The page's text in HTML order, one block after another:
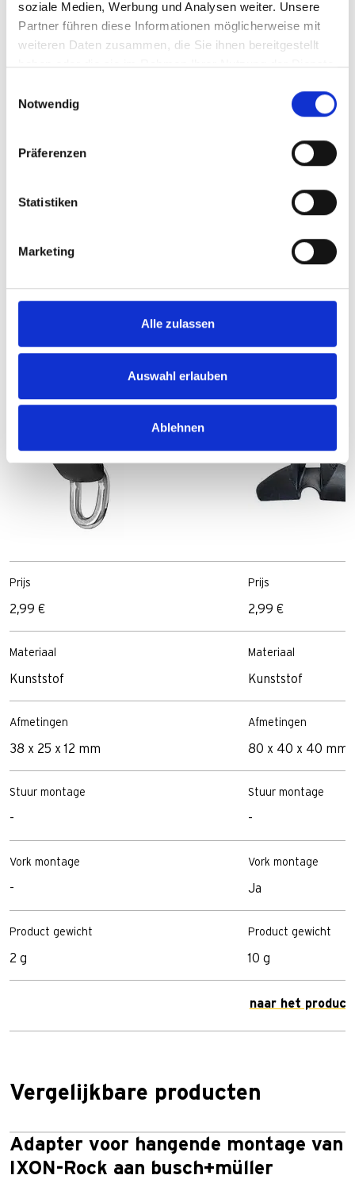
soziale Medien, Werbung und Analysen weiter. Unsere
Partner führen diese Informationen möglicherweise mit
weiteren Daten zusammen, die Sie ihnen bereitgestellt
haben oder die sie im Rahmen Ihrer Nutzung der Dienste
Notwendig
Präferenzen
Statistiken
Marketing
Alle zulassen
Auswahl erlauben
Ablehnen
Vergelijking van geselecteerde
Houder
Prijs
2,99 €
Materiaal
Kunststof
Afmetingen
38 x 25 x 12 mm
Stuur montage
-
Vork montage
-
Product gewicht
2 g
Houder
Prijs
2,99 €
Materiaal
Kunststof
Afmetingen
80 x 40 x 40 mm
Stuur montage
-
Vork montage
Ja
Product gewicht
10 g
naar het product
Vergelijkbare producten
Adapter voor hangende montage van
IXON-Rock aan busch+müller